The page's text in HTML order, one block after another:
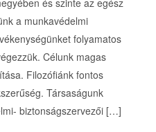
és szinte az egész
a munkavédelmi
folyamatos
Célunk magas
Filozófiánk fontos
Társaságunk
biztonságszervezői […]